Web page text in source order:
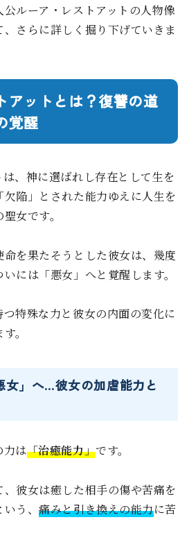
ルーア・レストアットの人物像
さらに詳しく掘り下げていきま
アットとは？復讐の道
覚醒
、神に選ばれし存在として生を
陥」とされた能力ゆえに人生を
女です。
を果たそうとした彼女は、幾度
には「悪女」へと覚醒します。
特殊な力と彼女の内面の変化に
。
女」へ…彼女の加虐能力と
力は「治癒能力」です。
、彼女は癒した相手の傷や苦痛を
いう、痛みと引き換えの能力に苦